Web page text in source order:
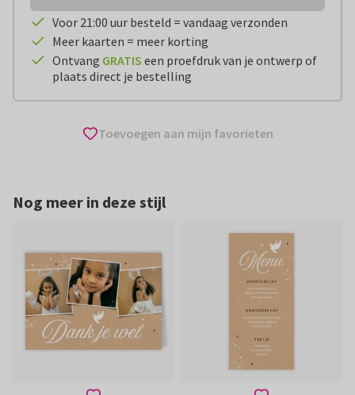
Voor 21:00 uur besteld = vandaag verzonden
Meer kaarten = meer korting
Ontvang GRATIS een proefdruk van je ontwerp of
plaats direct je bestelling
Toevoegen aan mijn favorieten
Nog meer in deze stijl